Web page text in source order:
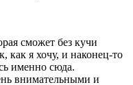
сможет без кучи
как я хочу, и наконец-то
именно сюда.
внимательными и